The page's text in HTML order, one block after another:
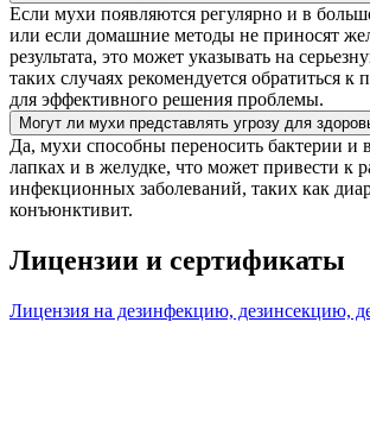
Если мухи появляются регулярно и в
или если домашние методы не приносят
результата, это может указывать на
таких случаях рекомендуется обратиться к
для эффективного решения проблемы.
Могут ли мухи представлять угрозу для
Да, мухи способны переносить бактерии и
лапках и в желудке, что может привести к
инфекционных заболеваний, таких как
конъюнктивит.
Лицензии и сертификаты
Лицензия на дезинфекцию, дезинсекцию,